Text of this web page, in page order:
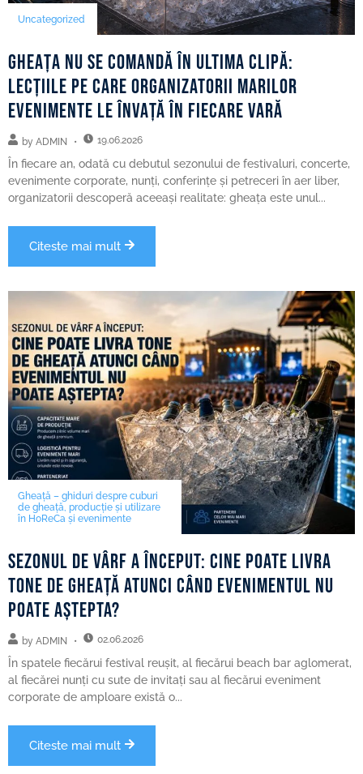
Uncategorized
Gheața nu se comandă în ultima clipă:
lecțiile pe care organizatorii marilor
evenimente le învață în fiecare vară
by ADMIN 19.06.2026
În fiecare an, odată cu debutul sezonului de festivaluri, concerte,
evenimente corporate, nunți, conferințe și petreceri în aer liber,
organizatorii descoperă aceeași realitate: gheața este unul...
Citeste mai mult
Gheață – ghiduri despre cuburi
de gheață, producție și utilizare
în HoReCa și evenimente
Sezonul de vârf a început: cine poate livra
tone de gheață atunci când evenimentul nu
poate aștepta?
by ADMIN 02.06.2026
În spatele fiecărui festival reușit, al fiecărui beach bar aglomerat,
al fiecărei nunți cu sute de invitați sau al fiecărui eveniment
corporate de amploare există o...
Citeste mai mult